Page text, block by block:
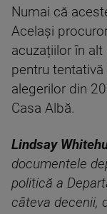
Numai că
Același
acuzațiilor în
pentru
alegerilor din
Casa Albă.
Lindsay
documentele
politică a
câteva decenii,